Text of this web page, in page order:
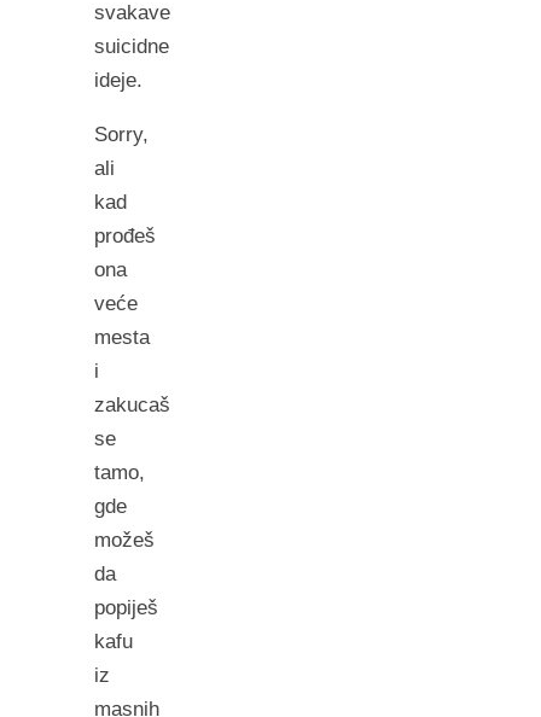
svakave
suicidne
ideje.
Sorry,
ali
kad
prođeš
ona
veće
mesta
i
zakucaš
se
tamo,
gde
možeš
da
popiješ
kafu
iz
masnih